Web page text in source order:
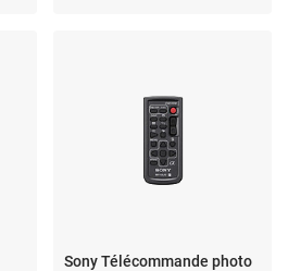
Sony Télécommande photo